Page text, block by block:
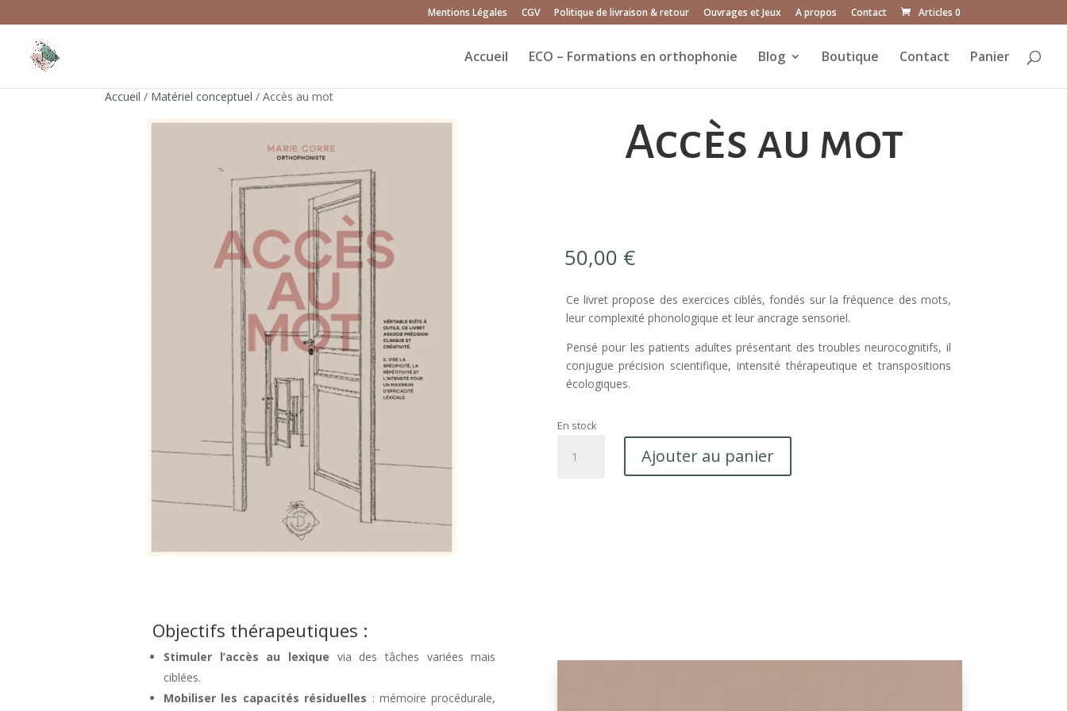
Mentions Légales CGV Politique de livraison & retour Ouvrages et Jeux A propos Contact Articles 0
Accueil ECO – Formations en orthophonie Blog Boutique Contact Panier
Accueil / Matériel conceptuel / Accès au mot
Accès au mot
50,00 €
Ce livret propose des exercices ciblés, fondés sur la fréquence des mots,
leur complexité phonologique et leur ancrage sensoriel.
Pensé pour les patients adultes présentant des troubles neurocognitifs, il
conjugue précision scientifique, intensité thérapeutique et transpositions
écologiques.
En stock
Ajouter au panier
Objectifs thérapeutiques :
Stimuler l’accès au lexique via des tâches variées mais
ciblées.
Mobiliser les capacités résiduelles : mémoire procédurale,